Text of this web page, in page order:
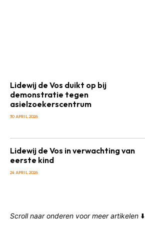
Lidewij de Vos duikt op bij
demonstratie tegen
asielzoekerscentrum
30 APRIL 2026
Lidewij de Vos in verwachting van
eerste kind
24 APRIL 2026
Scroll naar onderen voor meer artikelen ⬇️